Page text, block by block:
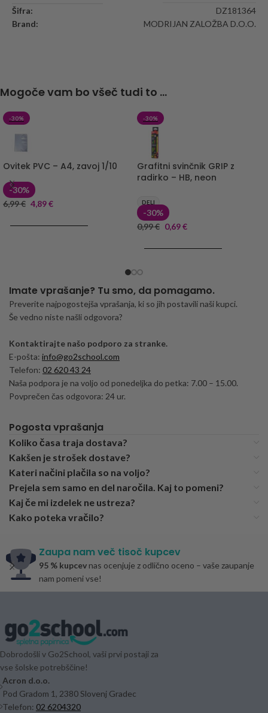
Šifra:
DZ181364
Brand:
MODRIJAN ZALOŽBA D.O.O.
Mogoče vam bo všeč tudi to ...
-30%
Ovitek PVC – A4, zavoj 1/10
-30%
6,99€ 4,89€
-30%
Grafitni svinčnik GRIP z
radirko – HB, neon
DELI
-30%
0,99€ 0,69€
Imate vprašanje? Tu smo, da pomagamo.
Preverite najpogostejša vprašanja, ki so jih postavili naši kupci.
Še vedno niste našli odgovora?
Kontaktirajte našo podporo za stranke.
E-pošta: info@go2school.com
Telefon: 02 620 43 24
Naša podpora je na voljo od ponedeljka do petka: 7.00 – 15.00.
Povprečen čas odgovora: 24 ur.
Pogosta vprašanja
Koliko časa traja dostava?
Kakšen je strošek dostave?
Kateri načini plačila so na voljo?
Prejela sem samo en del naročila. Kaj to pomeni?
Kaj če mi izdelek ne ustreza?
Kako poteka vračilo?
Zaupa nam več tisoč kupcev
95 % kupcev nas ocenjuje z odlično oceno – vaše zaupanje
nam pomeni vse!
Dobrodošli v Go2School, vaši prvi postaji za
vse šolske potrebščine!
Acron d.o.o.
Pod Gradom 1, 2380 Slovenj Gradec
Telefon: 02 6204320